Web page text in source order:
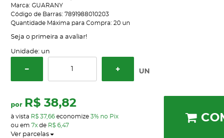
Marca: GUARANY
Código de Barras: 7891988010203
Quantidade Máxima para Compra: 20 un
Seja o primeira a avaliar!
Unidade: un
UN
por R$ 38,82
à vista R$ 37,66economize 3% no Pix
ou em 7xde R$ 6,47
Ver parcelas